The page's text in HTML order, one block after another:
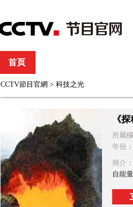
首頁
綜合 新聞 財經 綜藝
CCTV節目官網 > 科技之光
《
所屬
年份：
簡介：
自能